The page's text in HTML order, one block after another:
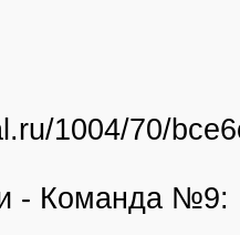
1004/70/
- Команда №9: